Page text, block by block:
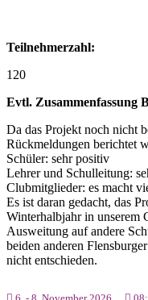
Teilnehmerzahl:
120
Evtl. Zusammenfassung
Da das Projekt noch nicht
Rückmeldungen berichtet
Schüler: sehr positiv
Lehrer und Schulleitung:
Clubmitglieder: es macht
Es ist daran gedacht, das
Winterhalbjahr in unserem
Ausweitung auf andere
beiden anderen
nicht entschieden.